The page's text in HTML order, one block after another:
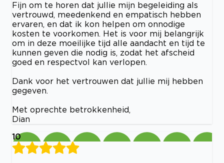
Fijn om te horen dat jullie mijn begeleiding als
vertrouwd, meedenkend en empatisch hebben
ervaren, en dat ik kon helpen om onnodige
kosten te voorkomen. Het is voor mij belangrijk
om in deze moeilijke tijd alle aandacht en tijd te
kunnen geven die nodig is, zodat het afscheid
goed en respectvol kan verlopen.
Dank voor het vertrouwen dat jullie mij hebben
gegeven.
Met oprechte betrokkenheid,
Dian
10